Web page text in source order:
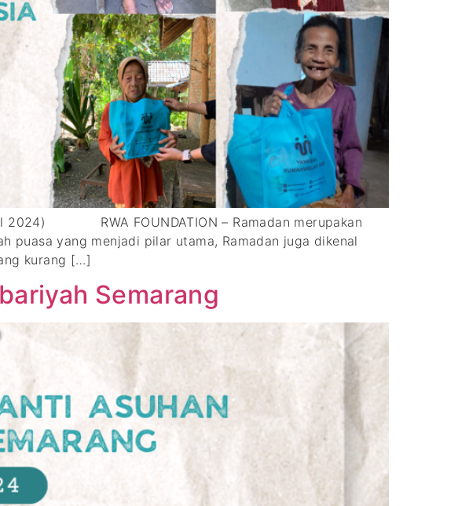
2024) RWA FOUNDATION – Ramadan merupakan
puasa yang menjadi pilar utama, Ramadan juga dikenal
kurang […]
Semarang